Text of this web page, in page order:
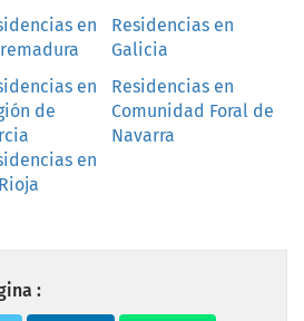
en
Residencias en
Galicia
en
de
Residencias en
Comunidad Foral de
Navarra
en
: